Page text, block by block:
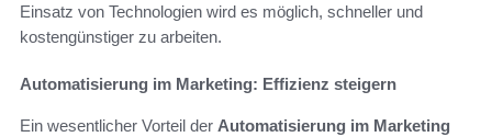
Einsatz von Technologien wird es möglich, schneller und
kostengünstiger zu arbeiten.
Automatisierung im Marketing: Effizienz steigern
Ein wesentlicher Vorteil der Automatisierung im Marketing